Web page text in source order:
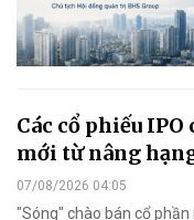
Các cổ phiếu
mới từ nâng
07/08/2026 04:05
"Sóng" chào bán cổ